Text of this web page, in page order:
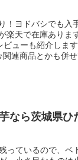
！ヨドバシでも入
楽天で在庫ありま
ビューも紹介しま
連商品とかも併
なら茨城県ひ
っているので、ベ